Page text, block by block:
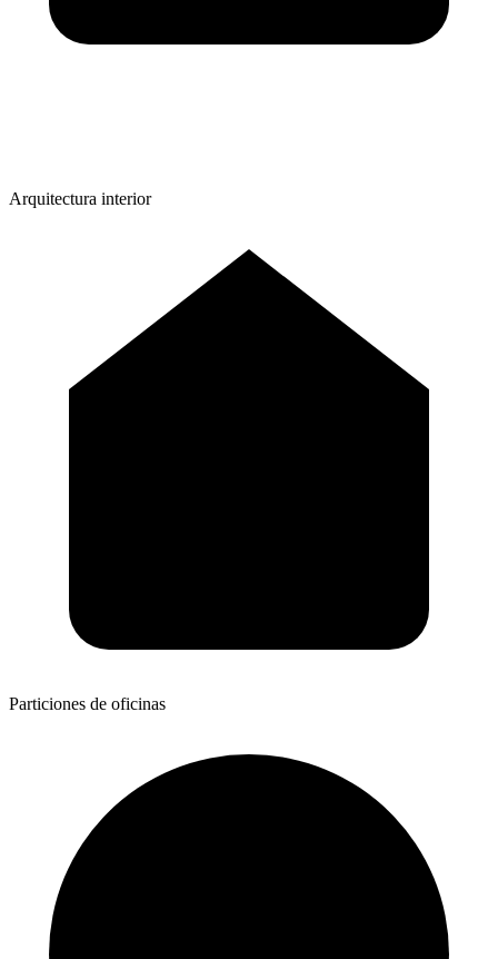
Arquitectura interior
Particiones de oficinas